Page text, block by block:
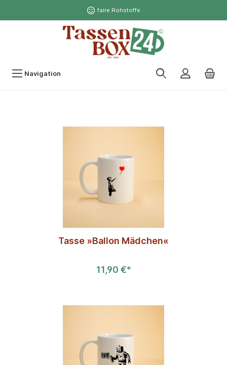
faire Rohstoffe
Navigation
Tasse »Ballon Mädchen«
11,90 €*